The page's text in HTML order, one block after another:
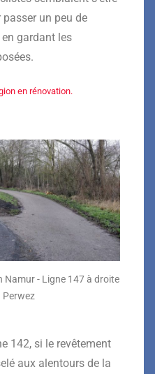
un peu de
gardant les
en rénovation.
Namur - Ligne 147 à droite
142, si le revêtement
aux alentours de la